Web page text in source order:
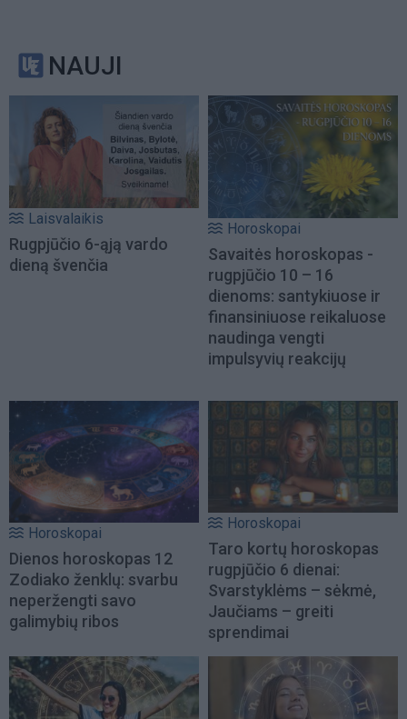
NAUJI
Laisvalaikis
Rugpjūčio 6-ąją vardo
dieną švenčia
Horoskopai
Savaitės horoskopas -
rugpjūčio 10 – 16
dienoms: santykiuose ir
finansiniuose reikaluose
naudinga vengti
impulsyvių reakcijų
Horoskopai
Dienos horoskopas 12
Zodiako ženklų: svarbu
neperžengti savo
galimybių ribos
Horoskopai
Taro kortų horoskopas
rugpjūčio 6 dienai:
Svarstyklėms – sėkmė,
Jaučiams – greiti
sprendimai